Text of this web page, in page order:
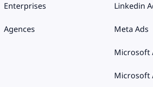
Enterprises
Agences
Linkedin
Meta Ads
Microsoft
Microsoft